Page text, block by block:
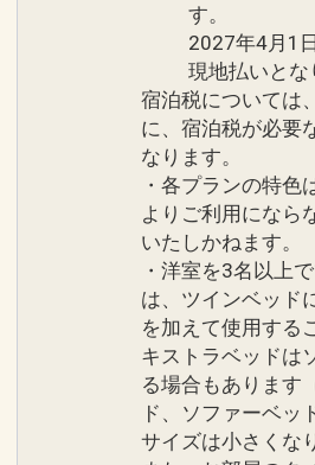
す。
2027年4月1
現地払いとな
宿泊税については
に、宿泊税が必要
なります。
・各プランの特色
よりご利用になら
いたしかねます。
・洋室を3名以上
は、ツインベッド
を加えて使用する
キストラベッドは
る場合もあります
ド、ソファーベッ
サイズは小さくな